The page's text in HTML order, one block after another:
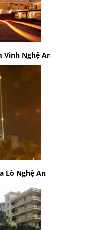
Vinh Nghệ An
Lò Nghệ An